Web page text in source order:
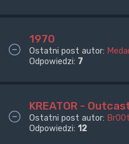
1970
Ostatni post autor:
Odpowiedzi: 7
KREATOR -
Ostatni post autor:
Odpowiedzi: 12